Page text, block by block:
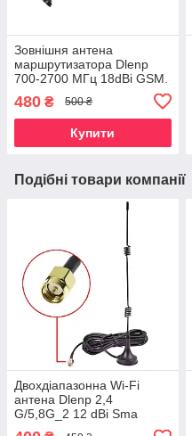
Зовнішня антена
маршрутизатора Dlenp
700-2700 МГц 18dBi GSM.
базою. sma
480 ₴ 500 ₴
Купити
Подібні товари компанії
Двохдіапазонна Wi-Fi
антена Dlenp 2,4
G/5,8G_2 12 dBi Sma
male. Антенний